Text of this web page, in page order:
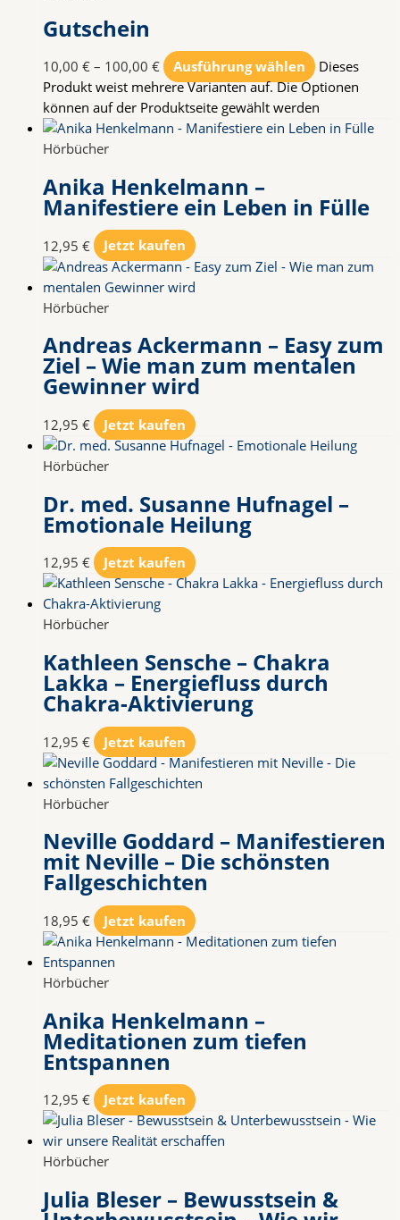
Gutschein
10,00 € – 100,00 € Ausführung wählen
Dieses
Produkt weist mehrere Varianten auf. Die Optionen
können auf der Produktseite gewählt werden
Hörbücher
Anika Henkelmann –
Manifestiere ein Leben in Fülle
12,95 € Jetzt kaufen
Hörbücher
Andreas Ackermann – Easy zum
Ziel – Wie man zum mentalen
Gewinner wird
12,95 € Jetzt kaufen
Hörbücher
Dr. med. Susanne Hufnagel –
Emotionale Heilung
12,95 € Jetzt kaufen
Hörbücher
Kathleen Sensche – Chakra
Lakka – Energiefluss durch
Chakra-Aktivierung
12,95 € Jetzt kaufen
Hörbücher
Neville Goddard – Manifestieren
mit Neville – Die schönsten
Fallgeschichten
18,95 € Jetzt kaufen
Hörbücher
Anika Henkelmann –
Meditationen zum tiefen
Entspannen
12,95 € Jetzt kaufen
Hörbücher
Julia Bleser – Bewusstsein &